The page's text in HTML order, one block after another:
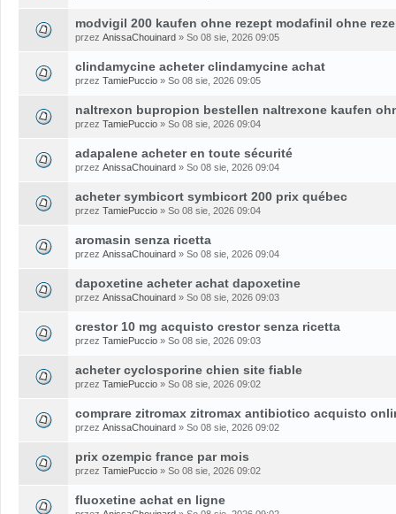
modvigil 200 kaufen ohne rezept modafinil ohne
przez AnissaChouinard » So 08 sie, 2026 09:05
clindamycine acheter clindamycine achat
przez TamiePuccio » So 08 sie, 2026 09:05
naltrexon bupropion bestellen naltrexone kaufen
przez TamiePuccio » So 08 sie, 2026 09:04
adapalene acheter en toute sécurité
przez AnissaChouinard » So 08 sie, 2026 09:04
acheter symbicort symbicort 200 prix québec
przez TamiePuccio » So 08 sie, 2026 09:04
aromasin senza ricetta
przez AnissaChouinard » So 08 sie, 2026 09:04
dapoxetine acheter achat dapoxetine
przez AnissaChouinard » So 08 sie, 2026 09:03
crestor 10 mg acquisto crestor senza ricetta
przez TamiePuccio » So 08 sie, 2026 09:03
acheter cyclosporine chien site fiable
przez TamiePuccio » So 08 sie, 2026 09:02
comprare zitromax zitromax antibiotico acquisto
przez AnissaChouinard » So 08 sie, 2026 09:02
prix ozempic france par mois
przez TamiePuccio » So 08 sie, 2026 09:02
fluoxetine achat en ligne